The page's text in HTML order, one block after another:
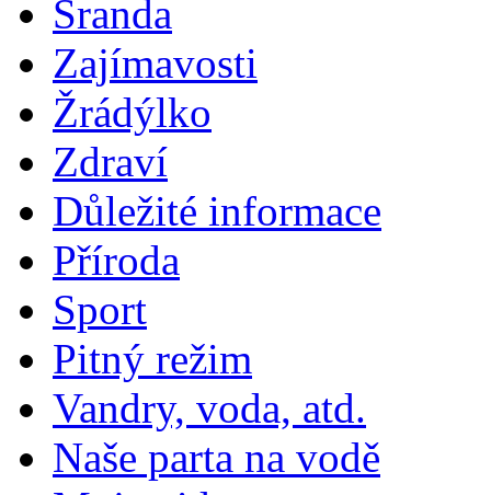
Sranda
Zajímavosti
Žrádýlko
Zdraví
Důležité informace
Příroda
Sport
Pitný režim
Vandry, voda, atd.
Naše parta na vodě